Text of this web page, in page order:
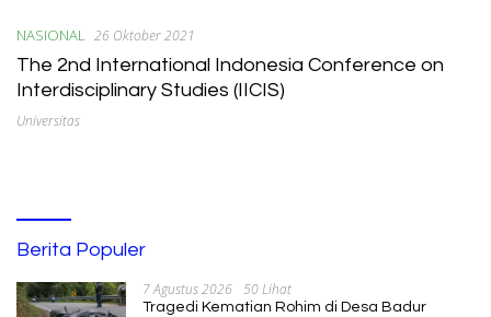
NASIONAL 26 Oktober 2021
The 2nd International Indonesia Conference on
Interdisciplinary Studies (IICIS)
Universitas
Berita Populer
7 Agustus 2026 50 Lihat
Tragedi Kematian Rohim di Desa Badur